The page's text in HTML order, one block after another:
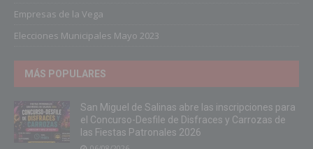
Empresas de la Vega
Elecciones Municipales Mayo 2023
MÁS POPULARES
San Miguel de Salinas abre las inscripciones para
el Concurso-Desfile de Disfraces y Carrozas de
las Fiestas Patronales 2026